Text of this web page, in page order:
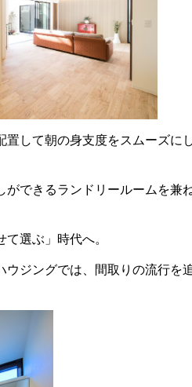
置して朝の身支度をスムーズに
できるランドリールームを兼
選ぶ」時代へ。
ジングでは、間取りの流行を